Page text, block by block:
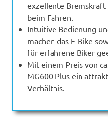
exzellente Bremskraft
beim Fahren.
Intuitive Bedienung
machen das E-Bike
für erfahrene Biker
Mit einem Preis von
MG600 Plus ein
Verhältnis.